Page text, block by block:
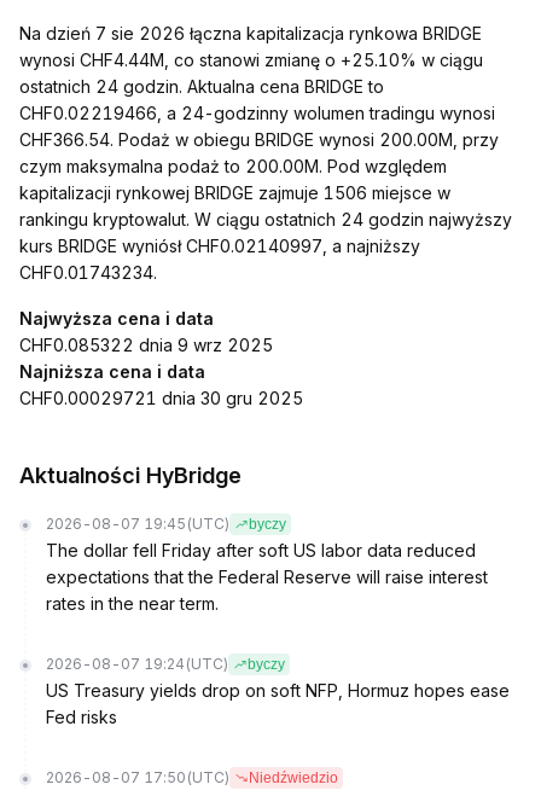
Na dzień 7 sie 2026 łączna kapitalizacja rynkowa BRIDGE
wynosi CHF4.44M, co stanowi zmianę o +25.10% w ciągu
ostatnich 24 godzin. Aktualna cena BRIDGE to
CHF0.02219466, a 24-godzinny wolumen tradingu wynosi
CHF366.54. Podaż w obiegu BRIDGE wynosi 200.00M, przy
czym maksymalna podaż to 200.00M. Pod względem
kapitalizacji rynkowej BRIDGE zajmuje 1506 miejsce w
rankingu kryptowalut. W ciągu ostatnich 24 godzin najwyższy
kurs BRIDGE wyniósł CHF0.02140997, a najniższy
CHF0.01743234.
Najwyższa cena i data
CHF0.085322 dnia 9 wrz 2025
Najniższa cena i data
CHF0.00029721 dnia 30 gru 2025
Aktualności HyBridge
2026-08-07 19:45 (UTC) byczy
The dollar fell Friday after soft US labor data reduced
expectations that the Federal Reserve will raise interest
rates in the near term.
2026-08-07 19:24 (UTC) byczy
US Treasury yields drop on soft NFP, Hormuz hopes ease
Fed risks
2026-08-07 17:50 (UTC) Niedźwiedzio